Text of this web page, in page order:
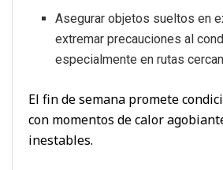
Asegurar objetos sueltos en
extremar precauciones al
especialmente en rutas
El fin de semana promete
con momentos de calor
inestables.